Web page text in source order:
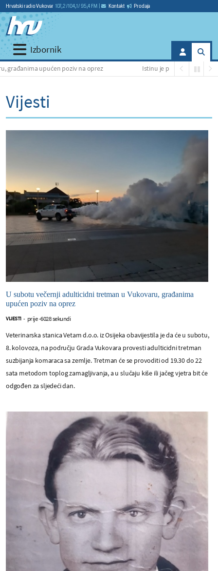
Hrvatski radio Vukovar 107,2 / 104,1 / 95,4 FM Kontakt Prodaja
Izbornik
poziv na oprez Istinu je platio životom: Prije 35 godina
Vijesti
U subotu večernji adulticidni tretman u Vukovaru, građanima
upućen poziv na oprez
VIJESTI - prije -6028 sekundi
Veterinarska stanica Vetam d.o.o. iz Osijeka obavijestila je da će u subotu,
8. kolovoza, na području Grada Vukovara provesti adulticidni tretman
suzbijanja komaraca sa zemlje. Tretman će se provoditi od 19.30 do 22
sata metodom toplog zamagljivanja, a u slučaju kiše ili jačeg vjetra bit će
odgođen za sljedeći dan.